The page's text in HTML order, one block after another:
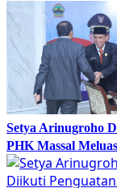
Setya Arinugroho
PHK Massal